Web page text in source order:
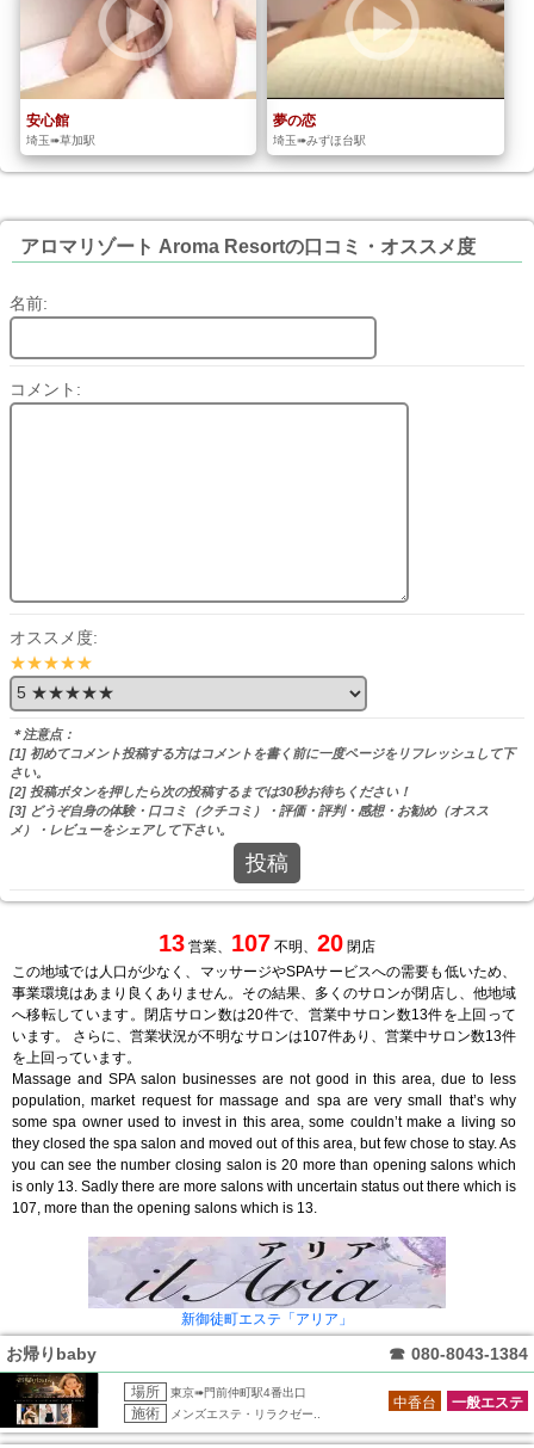
安心館
埼玉➠草加駅
夢の恋
埼玉➠みずほ台駅
アロマリゾート Aroma Resortの口コミ・オススメ度
名前:
コメント:
オススメ度:
★★★★★
＊注意点：
[1] 初めてコメント投稿する方はコメントを書く前に一度ページをリフレッシュして下
さい。
[2] 投稿ボタンを押したら次の投稿するまでは30秒お待ちください！
[3] どうぞ自身の体験・口コミ（クチコミ）・評価・評判・感想・お勧め（オスス
メ）・レビューをシェアして下さい。
投稿
13 営業、 107 不明、 20 閉店
この地域では人口が少なく、マッサージやSPAサービスへの需要も低いため、
事業環境はあまり良くありません。その結果、多くのサロンが閉店し、他地域
へ移転しています。閉店サロン数は20件で、営業中サロン数13件を上回って
います。 さらに、営業状況が不明なサロンは107件あり、営業中サロン数13件
を上回っています。
Massage and SPA salon businesses are not good in this area, due to less
population, market request for massage and spa are very small that’s why
some spa owner used to invest in this area, some couldn’t make a living so
they closed the spa salon and moved out of this area, but few chose to stay. As
you can see the number closing salon is 20 more than opening salons which
is only 13. Sadly there are more salons with uncertain status out there which is
107, more than the opening salons which is 13.
新御徒町エステ「アリア」
お帰りbaby ☎ 080-8043-1384
場所 東京➠門前仲町駅4番出口
施術 メンズエステ・リラクゼー..
一般エステ
中香台